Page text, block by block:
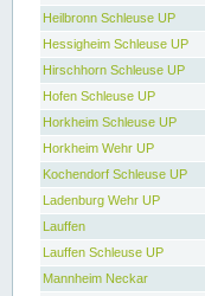
Heilbronn Schleuse UP
Hessigheim Schleuse UP
Hirschhorn Schleuse UP
Hofen Schleuse UP
Horkheim Schleuse UP
Horkheim Wehr UP
Kochendorf Schleuse UP
Ladenburg Wehr UP
Lauffen
Lauffen Schleuse UP
Mannheim Neckar